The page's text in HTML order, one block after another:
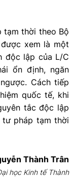
tạm thời theo Bộ
xem là một
độc lập của L/C
ổn định, ngăn
Cách tiếp
quốc tế, khi
tắc độc lập
tư pháp tạm thời
Thành Trân
học Kinh tế Thành